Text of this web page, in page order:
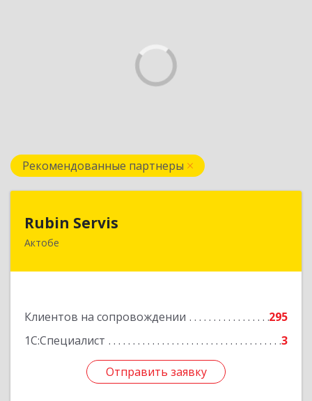
Рекомендованные партнеры
Rubin Servis
Актобе
Клиентов на сопровождении
295
1С:Специалист
3
Отправить заявку
030000, РК, г. Актобе, ул. Холмогорская, д.20
Отправить заявку